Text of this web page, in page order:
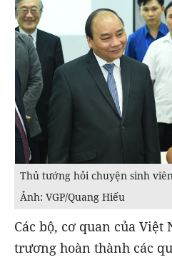
Thủ tướng hỏi chuyện sinh
Ảnh: VGP/Quang Hiếu
Các bộ, cơ quan của Việt
trương hoàn thành các